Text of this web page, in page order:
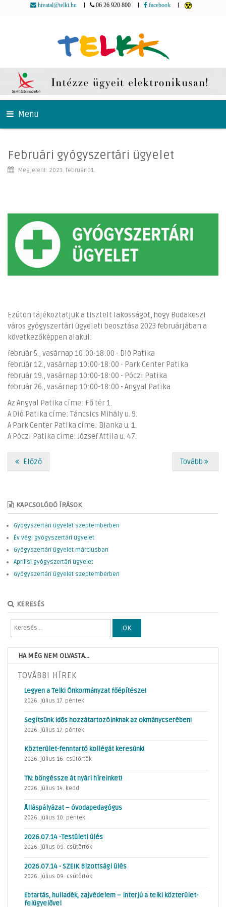
hivatal@telki.hu 06 26 920 800 facebook
Menu
Februári gyógyszertári ügyelet
Megjelent: 2023. február 01.
Ezúton tájékoztatjuk a tisztelt lakosságot, hogy Budakeszi
város gyógyszertári ügyeleti beosztása 2023 februárjában a
következőképpen alakul:
február 5., vasárnap 10:00-18:00 - Dió Patika
február 12., vasárnap 10:00-18:00 - Park Center Patika
február 19., vasárnap 10:00-18:00 - Póczi Patika
február 26., vasárnap 10:00-18:00 - Angyal Patika
Az Angyal Patika címe: Fő tér 1.
A Dió Patika címe: Táncsics Mihály u. 9.
A Park Center Patika címe: Bianka u. 1.
A Póczi Patika címe: József Attila u. 47.
Előző Tovább
KAPCSOLÓDÓ ÍRÁSOK
Gyógyszertári ügyelet szeptemberben
Év végi gyógyszertári ügyelet
Gyógyszertári ügyelet márciusban
Áprilisi gyógyszertári ügyelet
Gyógyszertári ügyelet szeptemberben
KERESÉS
OK
HA MÉG NEM OLVASTA...
TOVÁBBI HÍREK
Legyen a Telki Önkormányzat főépítésze!
2026. július 17. péntek
Segítsünk idős hozzátartozóinknak az okmánycserében!
2026. július 17. péntek
Közterület-fenntartó kollégát keresünk!
2026. július 16. csütörtök
TN: böngéssze át nyári híreinket!
2026. július 14. kedd
Álláspályázat – óvodapedagógus
2026. július 10. péntek
2026.07.14 -Testületi ülés
2026. július 09. csütörtök
2026.07.14 - SZEIK Bizottsági ülés
2026. július 09. csütörtök
Ebtartás, hulladék, zajvédelem – interjú a telki közterület-
felügyelővel